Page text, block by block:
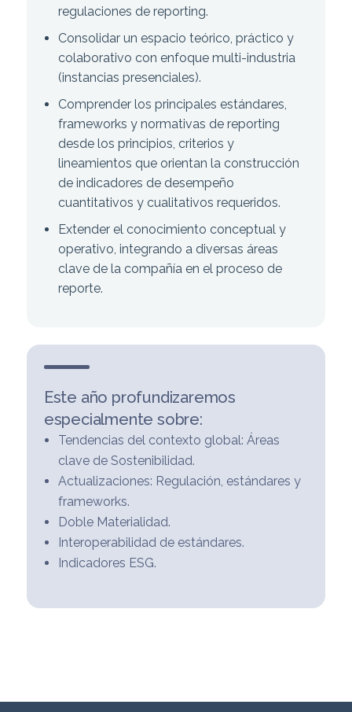
regulaciones de reporting.
Consolidar un espacio teórico, práctico y
colaborativo con enfoque multi-industria
(instancias presenciales).
Comprender los principales estándares,
frameworks y normativas de reporting
desde los principios, criterios y
lineamientos que orientan la construcción
de indicadores de desempeño
cuantitativos y cualitativos requeridos.
Extender el conocimiento conceptual y
operativo, integrando a diversas áreas
clave de la compañía en el proceso de
reporte.
Este año profundizaremos
especialmente sobre:
Tendencias del contexto global: Áreas
clave de Sostenibilidad.
Actualizaciones: Regulación, estándares y
frameworks.
Doble Materialidad.
Interoperabilidad de estándares.
Indicadores ESG.